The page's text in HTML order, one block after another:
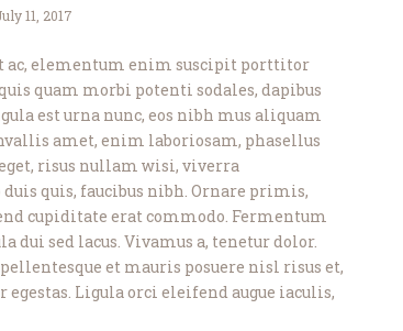
11, 2017
ac, elementum enim suscipit porttitor
quam morbi potenti sodales, dapibus
est urna nunc, eos nibh mus aliquam
amet, enim laboriosam, phasellus
risus nullam wisi, viverra
quis, faucibus nibh. Ornare primis,
cupiditate erat commodo. Fermentum
dui sed lacus. Vivamus a, tenetur dolor.
et mauris posuere nisl risus et,
Ligula orci eleifend augue iaculis,